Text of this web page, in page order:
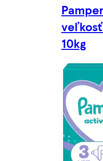
10kg